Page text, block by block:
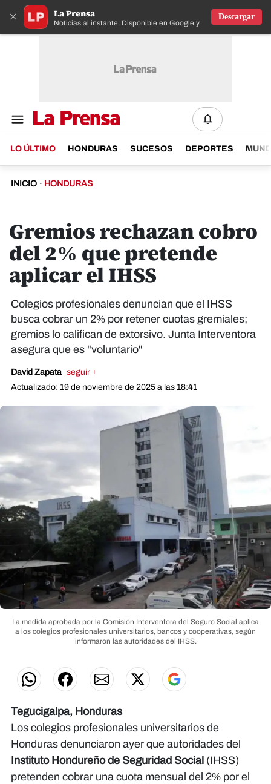
× La Prensa
Noticias al instante. Disponible en Google y IOS
Descargar
LO ÚLTIMO HONDURAS SUCESOS DEPORTES
INICIO · HONDURAS
Gremios rechazan cobro
del 2% que pretende
aplicar el IHSS
Colegios profesionales denuncian que el IHSS
busca cobrar un 2% por retener cuotas gremiales;
gremios lo califican de extorsivo. Junta Interventora
asegura que es "voluntario"
David Zapata seguir +
Actualizado: 19 de noviembre de 2025 a las 18:41
La medida aprobada por la Comisión Interventora del Seguro Social aplica
a los colegios profesionales universitarios, bancos y cooperativas, según
informaron las autoridades del IHSS.
Tegucigalpa, Honduras
Los colegios profesionales universitarios de
Honduras denunciaron ayer que autoridades del
Instituto Hondureño de Seguridad Social (IHSS)
pretenden cobrar una cuota mensual del 2% por el